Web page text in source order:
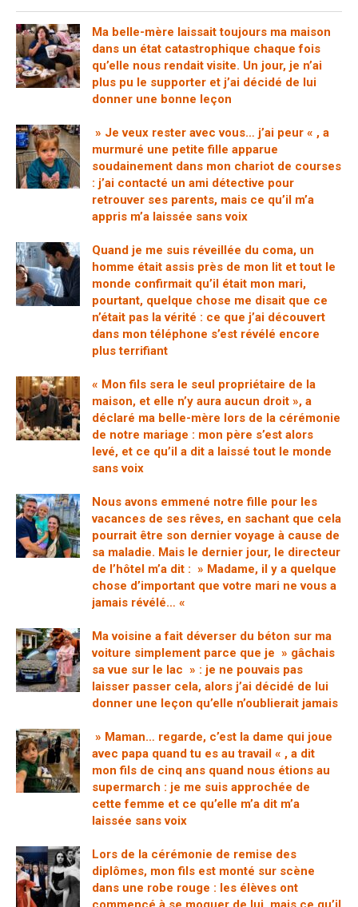
Ma belle-mère laissait toujours ma maison
dans un état catastrophique chaque fois
qu’elle nous rendait visite. Un jour, je n’ai
plus pu le supporter et j’ai décidé de lui
donner une bonne leçon
» Je veux rester avec vous… j’ai peur « , a
murmuré une petite fille apparue
soudainement dans mon chariot de courses
: j’ai contacté un ami détective pour
retrouver ses parents, mais ce qu’il m’a
appris m’a laissée sans voix
Quand je me suis réveillée du coma, un
homme était assis près de mon lit et tout le
monde confirmait qu’il était mon mari,
pourtant, quelque chose me disait que ce
n’était pas la vérité : ce que j’ai découvert
dans mon téléphone s’est révélé encore
plus terrifiant
« Mon fils sera le seul propriétaire de la
maison, et elle n’y aura aucun droit », a
déclaré ma belle-mère lors de la cérémonie
de notre mariage : mon père s’est alors
levé, et ce qu’il a dit a laissé tout le monde
sans voix
Nous avons emmené notre fille pour les
vacances de ses rêves, en sachant que cela
pourrait être son dernier voyage à cause de
sa maladie. Mais le dernier jour, le directeur
de l’hôtel m’a dit : » Madame, il y a quelque
chose d’important que votre mari ne vous a
jamais révélé… «
Ma voisine a fait déverser du béton sur ma
voiture simplement parce que je » gâchais
sa vue sur le lac » : je ne pouvais pas
laisser passer cela, alors j’ai décidé de lui
donner une leçon qu’elle n’oublierait jamais
» Maman… regarde, c’est la dame qui joue
avec papa quand tu es au travail « , a dit
mon fils de cinq ans quand nous étions au
supermarch : je me suis approchée de
cette femme et ce qu’elle m’a dit m’a
laissée sans voix
Lors de la cérémonie de remise des
diplômes, mon fils est monté sur scène
dans une robe rouge : les élèves ont